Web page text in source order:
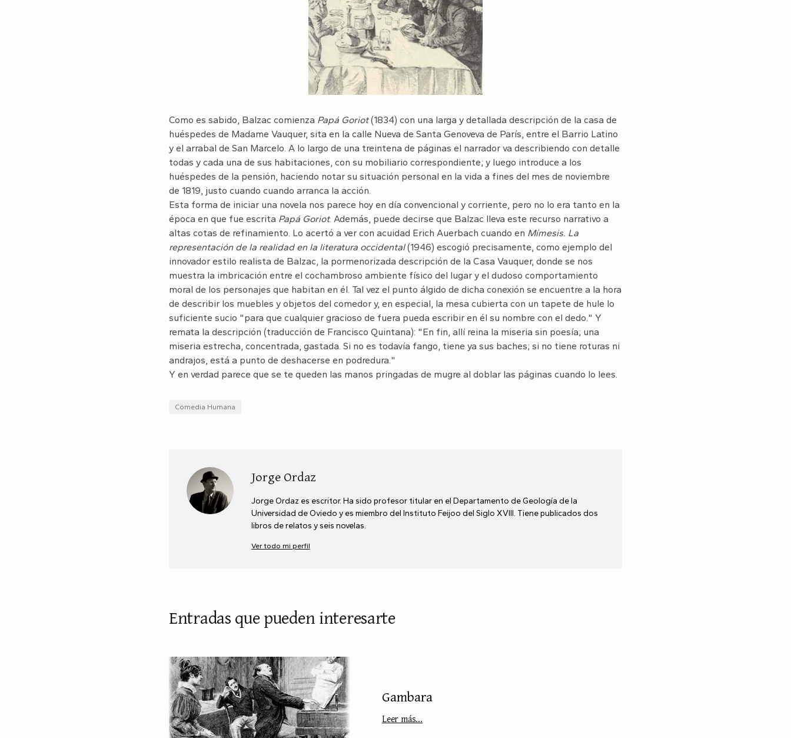
Como es sabido, Balzac comienza Papá Goriot(1834) con una larga y detallada descripción de la casa de
huéspedes de Madame Vauquer, sita en la calle Nueva de Santa Genoveva de París, entre el Barrio Latino
y el arrabal de San Marcelo. A lo largo de una treintena de páginas el narrador va describiendo con detalle
todas y cada una de sus habitaciones, con su mobiliario correspondiente; y luego introduce a los
huéspedes de la pensión, haciendo notar su situación personal en la vida a fines del mes de noviembre
de 1819, justo cuando cuando arranca la acción.
Esta forma de iniciar una novela nos parece hoy en día convencional y corriente, pero no lo era tanto en la
época en que fue escrita Papá Goriot. Además, puede decirse que Balzac lleva este recurso narrativo a
altas cotas de refinamiento. Lo acertó a ver con acuidad Erich Auerbach cuando en Mímesis. La
representación de la realidad en la literatura occidental(1946) escogió precisamente, como ejemplo del
innovador estilo realista de Balzac, la pormenorizada descripción de la Casa Vauquer, donde se nos
muestra la imbricación entre el cochambroso ambiente físico del lugar y el dudoso comportamiento
moral de los personajes que habitan en él. Tal vez el punto álgido de dicha conexión se encuentre a la hora
de describir los muebles y objetos del comedor y, en especial, la mesa cubierta con un tapete de hule lo
suficiente sucio "para que cualquier gracioso de fuera pueda escribir en él su nombre con el dedo." Y
remata la descripción (traducción de Francisco Quintana): "En fin, allí reina la miseria sin poesía; una
miseria estrecha, concentrada, gastada. Si no es todavía fango, tiene ya sus baches; si no tiene roturas ni
andrajos, está a punto de deshacerse en podredura."
Y en verdad parece que se te queden las manos pringadas de mugre al doblar las páginas cuando lo lees.
Comedia Humana
Jorge Ordaz
Jorge Ordaz es escritor. Ha sido profesor titular en el Departamento de Geología de la
Universidad de Oviedo y es miembro del Instituto Feijoo del Siglo XVIII. Tiene publicados dos
libros de relatos y seis novelas.
Ver todo mi perfil
Entradas que pueden interesarte
Gambara
Leer más...